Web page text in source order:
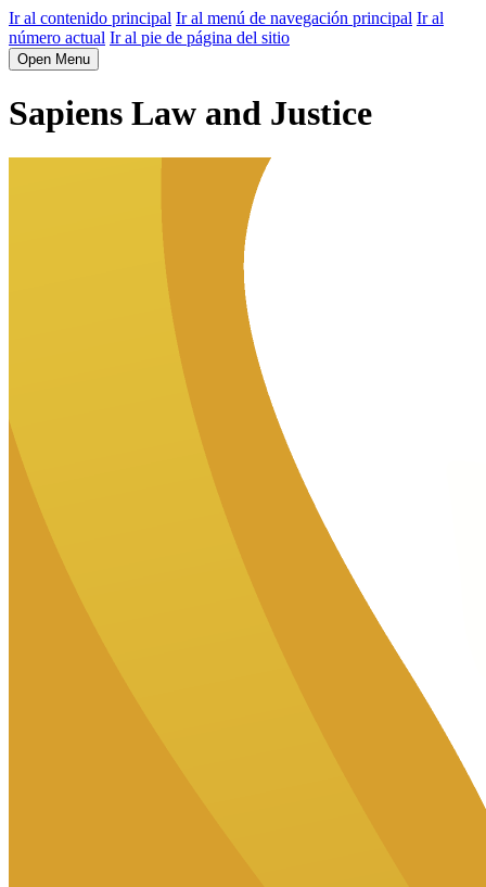
Ir al contenido principal Ir al menú de navegación principal Ir al
número actual Ir al pie de página del sitio
Open Menu
Sapiens Law and Justice